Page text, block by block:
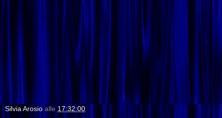
Silvia Arosio alle 17:32:00